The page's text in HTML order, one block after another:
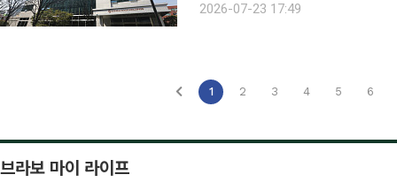
을 결의했다고 밝혔다. 합병기일은
2026-07-23 17:49
1 2 3 4 5 6
브라보 마이 라이프